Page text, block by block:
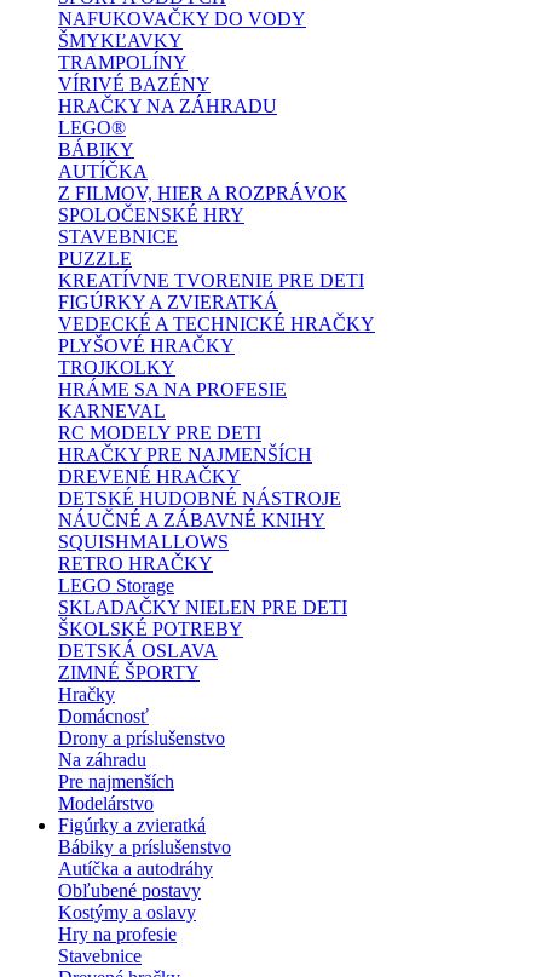
NAFUKOVAČKY DO VODY
ŠMYKĽAVKY
TRAMPOLÍNY
VÍRIVÉ BAZÉNY
HRAČKY NA ZÁHRADU
LEGO®
BÁBIKY
AUTÍČKA
Z FILMOV, HIER A ROZPRÁVOK
SPOLOČENSKÉ HRY
STAVEBNICE
PUZZLE
KREATÍVNE TVORENIE PRE DETI
FIGÚRKY A ZVIERATKÁ
VEDECKÉ A TECHNICKÉ HRAČKY
PLYŠOVÉ HRAČKY
TROJKOLKY
HRÁME SA NA PROFESIE
KARNEVAL
RC MODELY PRE DETI
HRAČKY PRE NAJMENŠÍCH
DREVENÉ HRAČKY
DETSKÉ HUDOBNÉ NÁSTROJE
NÁUČNÉ A ZÁBAVNÉ KNIHY
SQUISHMALLOWS
RETRO HRAČKY
LEGO Storage
SKLADAČKY NIELEN PRE DETI
ŠKOLSKÉ POTREBY
DETSKÁ OSLAVA
ZIMNÉ ŠPORTY
Hračky
Domácnosť
Drony a príslušenstvo
Na záhradu
Pre najmenších
Modelárstvo
Figúrky a zvieratká
Bábiky a príslušenstvo
Autíčka a autodráhy
Obľubené postavy
Kostýmy a oslavy
Hry na profesie
Stavebnice